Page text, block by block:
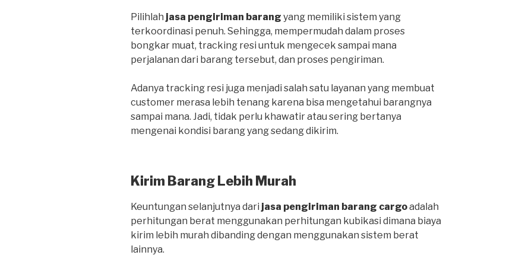
Pilihlah jasa pengiriman barang yang memiliki sistem yang
terkoordinasi penuh. Sehingga, mempermudah dalam proses
bongkar muat, tracking resi untuk mengecek sampai mana
perjalanan dari barang tersebut, dan proses pengiriman.
Adanya tracking resi juga menjadi salah satu layanan yang membuat
customer merasa lebih tenang karena bisa mengetahui barangnya
sampai mana. Jadi, tidak perlu khawatir atau sering bertanya
mengenai kondisi barang yang sedang dikirim.
Kirim Barang Lebih Murah
Keuntungan selanjutnya dari jasa pengiriman barang cargoadalah
perhitungan berat menggunakan perhitungan kubikasi dimana biaya
kirim lebih murah dibanding dengan menggunakan sistem berat
lainnya.